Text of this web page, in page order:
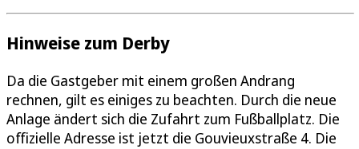
Hinweise zum Derby
Da die Gastgeber mit einem großen Andrang
rechnen, gilt es einiges zu beachten. Durch die neue
Anlage ändert sich die Zufahrt zum Fußballplatz. Die
offizielle Adresse ist jetzt die Gouvieuxstraße 4. Die